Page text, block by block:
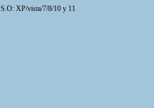
S.O: XP/vista/7/8/10 y 11